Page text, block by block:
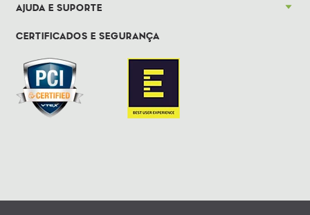
AJUDA E SUPORTE
CERTIFICADOS E SEGURANÇA